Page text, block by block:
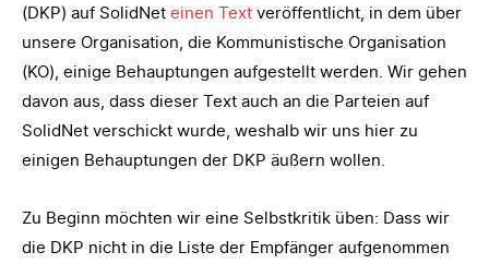
(DKP) auf SolidNet einen Text veröffentlicht, in dem über
unsere Organisation, die Kommunistische Organisation
(KO), einige Behauptungen aufgestellt werden. Wir gehen
davon aus, dass dieser Text auch an die Parteien auf
SolidNet verschickt wurde, weshalb wir uns hier zu
einigen Behauptungen der DKP äußern wollen.
Zu Beginn möchten wir eine Selbstkritik üben: Dass wir
die DKP nicht in die Liste der Empfänger aufgenommen